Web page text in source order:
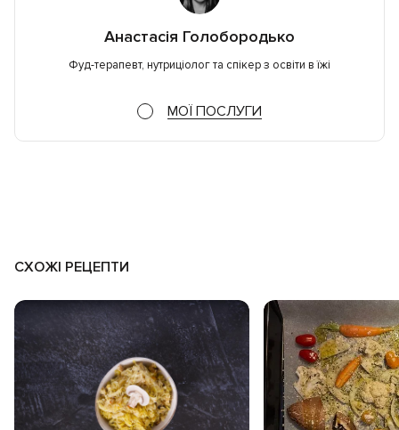
Анастасія Голобородько
Фуд-терапевт, нутриціолог та спікер з освіти в їжі
МОЇ ПОСЛУГИ
СХОЖІ РЕЦЕПТИ